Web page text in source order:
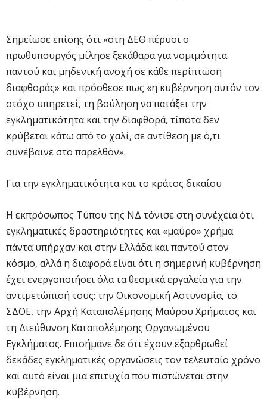
Σημείωσε επίσης ότι «στη ΔΕΘ πέρυσι ο
πρωθυπουργός μίλησε ξεκάθαρα για νομιμότητα
παντού και μηδενική ανοχή σε κάθε περίπτωση
διαφθοράς» και πρόσθεσε πως «η κυβέρνηση αυτόν τον
στόχο υπηρετεί, τη βούληση να πατάξει την
εγκληματικότητα και την διαφθορά, τίποτα δεν
κρύβεται κάτω από το χαλί, σε αντίθεση με ό,τι
συνέβαινε στο παρελθόν».
Για την εγκληματικότητα και το κράτος δικαίου
Η εκπρόσωπος Τύπου της ΝΔ τόνισε στη συνέχεια ότι
εγκληματικές δραστηριότητες και «μαύρο» χρήμα
πάντα υπήρχαν και στην Ελλάδα και παντού στον
κόσμο, αλλά η διαφορά είναι ότι η σημερινή κυβέρνηση
έχει ενεργοποιήσει όλα τα θεσμικά εργαλεία για την
αντιμετώπισή τους: την Οικονομική Αστυνομία, το
ΣΔΟΕ, την Αρχή Καταπολέμησης Μαύρου Χρήματος και
τη Διεύθυνση Καταπολέμησης Οργανωμένου
Εγκλήματος. Επισήμανε δε ότι έχουν εξαρθρωθεί
δεκάδες εγκληματικές οργανώσεις τον τελευταίο χρόνο
και αυτό είναι μια επιτυχία που πιστώνεται στην
κυβέρνηση.